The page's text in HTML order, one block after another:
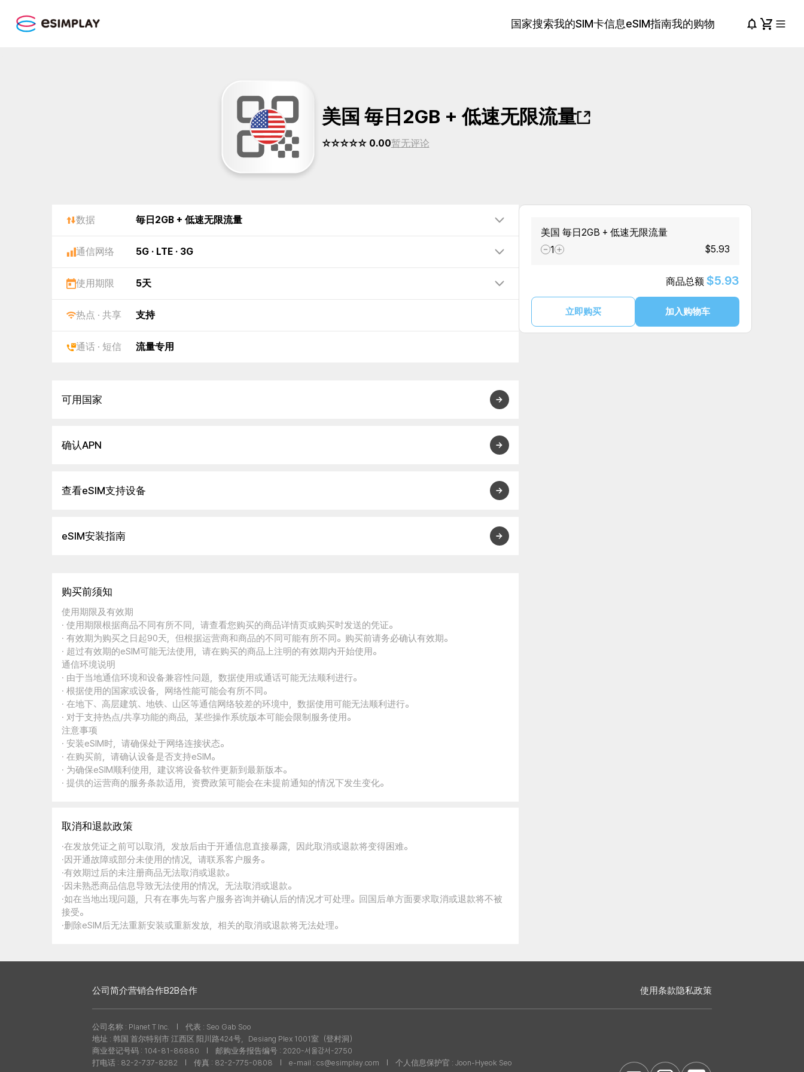
国家搜索我的SIM卡信息eSIM指南我的购物
美国 毎日2GB + 低速无限流量
☆☆☆☆☆ 0.00暂无评论
数据 毎日2GB + 低速无限流量
通信网络 5G · LTE · 3G
使用期限 5天
热点 · 共享 支持
通话 · 短信 流量专用
可用国家
确认APN
查看eSIM支持设备
eSIM安装指南
购买前须知
使用期限及有效期
· 使用期限根据商品不同有所不同，请查看您购买的商品详情页或购买时发送的凭证。
· 有效期为购买之日起90天，但根据运营商和商品的不同可能有所不同。购买前请务必确认有效期。
· 超过有效期的eSIM可能无法使用，请在购买的商品上注明的有效期内开始使用。
通信环境说明
· 由于当地通信环境和设备兼容性问题，数据使用或通话可能无法顺利进行。
· 根据使用的国家或设备，网络性能可能会有所不同。
· 在地下、高层建筑、地铁、山区等通信网络较差的环境中，数据使用可能无法顺利进行。
· 对于支持热点/共享功能的商品，某些操作系统版本可能会限制服务使用。
注意事项
· 安装eSIM时，请确保处于网络连接状态。
· 在购买前，请确认设备是否支持eSIM。
· 为确保eSIM顺利使用，建议将设备软件更新到最新版本。
· 提供的运营商的服务条款适用，资费政策可能会在未提前通知的情况下发生变化。
取消和退款政策
·在发放凭证之前可以取消，发放后由于开通信息直接暴露，因此取消或退款将变得困难。
·因开通故障或部分未使用的情况，请联系客户服务。
·有效期过后的未注册商品无法取消或退款。
·因未熟悉商品信息导致无法使用的情况，无法取消或退款。
·如在当地出现问题，只有在事先与客户服务咨询并确认后的情况才可处理。回国后单方面要求取消或退款将不被
接受。
·删除eSIM后无法重新安装或重新发放，相关的取消或退款将无法处理。
美国 毎日2GB + 低速无限流量
1
$5.93
商品总额 $5.93
立即购买 加入购物车
公司简介营销合作B2B合作 使用条款隐私政策
公司名称 : Planet T Inc.
代表 : Seo Gab Soo
地址 : 韩国 首尔特别市 江西区 阳川路424号，Desiang Plex 1001室（登村洞）
商业登记号码 : 104-81-86880
邮购业务报告编号 : 2020-서울강서-2750
打电话 : 82-2-737-8282
传真 : 82-2-775-0808 e-mail : cs@esimplay.com 个人信息保护官 : Joon-Hyeok Seo